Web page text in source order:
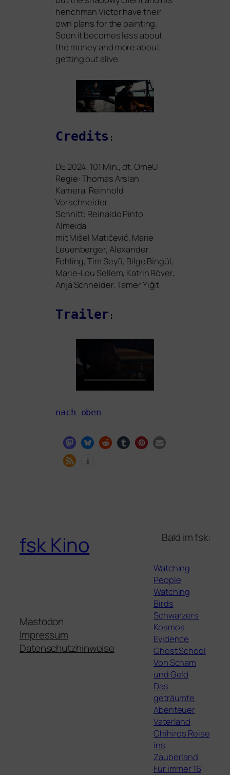
hench­man Victor have their
own plans for the pain­ting.
Soon it beco­mes less about
the money and more about
get­ting out alive.
Credits :
DE2024, 101 Min., dt. OmeU
Regie: Thomas Arslan
Kamera: Reinhold
Vorschneider
Schnitt: Reinaldo Pinto
Almeida
mit Mišel Matičević, Marie
Leuenberger, Alexander
Fehling, Tim Seyfi, Bilge Bingül,
Marie-Lou Sellem, Katrin Röver,
Anja Schneider, Tamer Yiğit
Trailer :
nach oben
fsk Kino
Mastodon
Impressum
Datenschutzhinweise
Bald im fsk:
Watching
People
Watching
Birds
Schwarzers
Kosmos
Evidence
Ghost School
Von Scham
und Geld
Das
geträumte
Abenteuer
Vaterland
Chihiros Reise
ins
Zauberland
Für immer 16